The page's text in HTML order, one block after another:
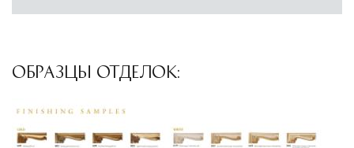
условиях. Наличие собственной
сохранностью продукции.
Глобальная сеть распределительных
центров
ОБРАЗЦЫ ОТДЕЛОК: